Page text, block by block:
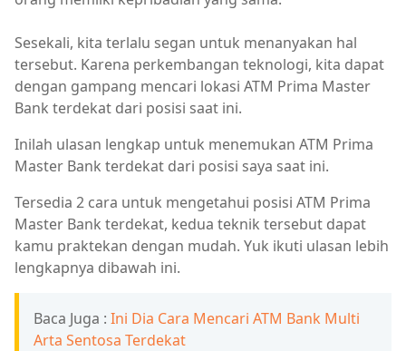
Sesekali, kita terlalu segan untuk menanyakan hal
tersebut. Karena perkembangan teknologi, kita dapat
dengan gampang mencari lokasi ATM Prima Master
Bank terdekat dari posisi saat ini.
Inilah ulasan lengkap untuk menemukan ATM Prima
Master Bank terdekat dari posisi saya saat ini.
Tersedia 2 cara untuk mengetahui posisi ATM Prima
Master Bank terdekat, kedua teknik tersebut dapat
kamu praktekan dengan mudah. Yuk ikuti ulasan lebih
lengkapnya dibawah ini.
Baca Juga : Ini Dia Cara Mencari ATM Bank Multi
Arta Sentosa Terdekat